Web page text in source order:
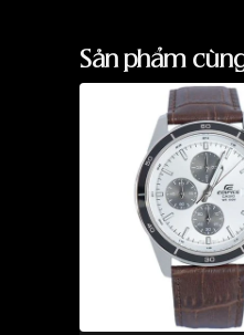
Nếu bạn muốn
cao cấp và
Với thiết kế
dùng mỗi ngày
Những sản phẩm
1AVUDF":
Sản phẩm